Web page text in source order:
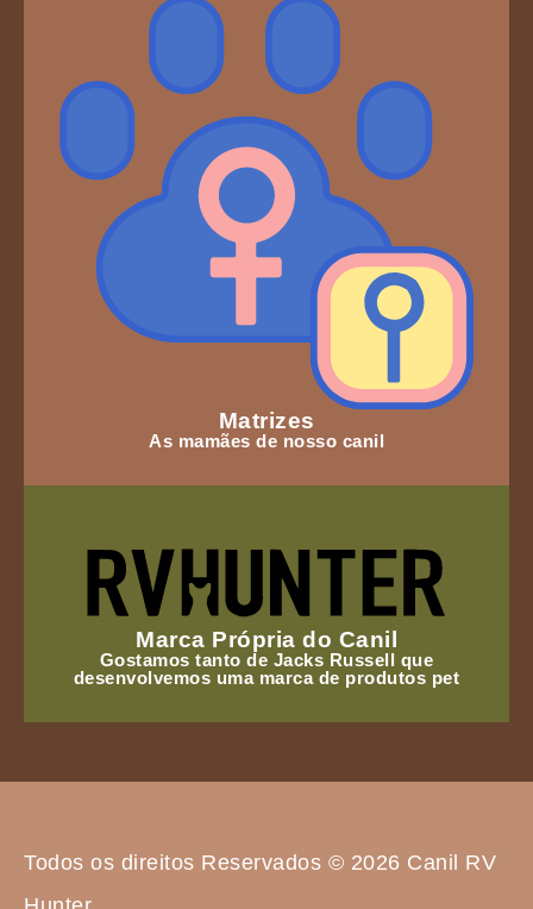
Matrizes
As mamães de nosso canil
Marca Própria do Canil
Gostamos tanto de Jacks Russell que
desenvolvemos uma marca de produtos pet
Todos os direitos Reservados © 2026 Canil RV